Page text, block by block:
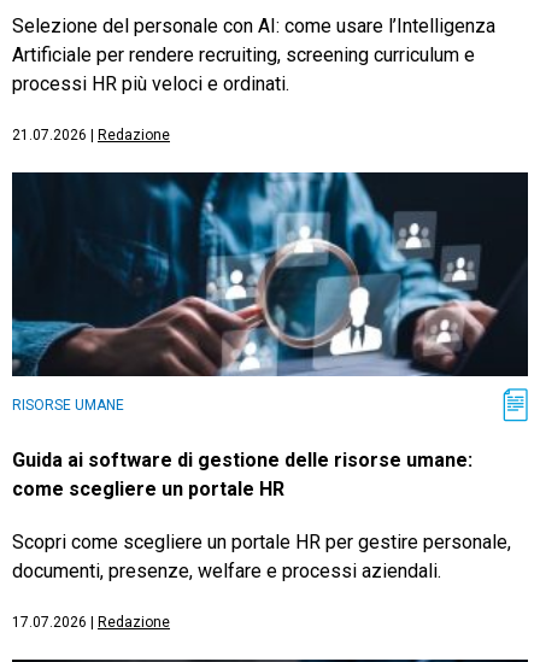
Selezione del personale con AI: come usare l’Intelligenza
Artificiale per rendere recruiting, screening curriculum e
processi HR più veloci e ordinati.
21.07.2026 Redazione
RISORSE UMANE
Guida ai software di gestione delle risorse umane:
come scegliere un portale HR
Scopri come scegliere un portale HR per gestire personale,
documenti, presenze, welfare e processi aziendali.
17.07.2026 Redazione